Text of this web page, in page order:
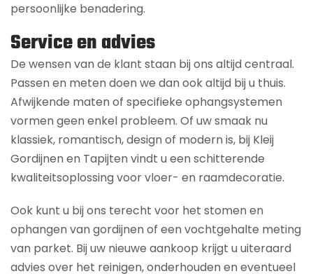
persoonlijke benadering.
Service en advies
De wensen van de klant staan bij ons altijd centraal.
Passen en meten doen we dan ook altijd bij u thuis.
Afwijkende maten of specifieke ophangsystemen
vormen geen enkel probleem. Of uw smaak nu
klassiek, romantisch, design of modern is, bij Kleij
Gordijnen en Tapijten vindt u een schitterende
kwaliteitsoplossing voor vloer- en raamdecoratie.
Ook kunt u bij ons terecht voor het stomen en
ophangen van gordijnen of een vochtgehalte meting
van parket. Bij uw nieuwe aankoop krijgt u uiteraard
advies over het reinigen, onderhouden en eventueel